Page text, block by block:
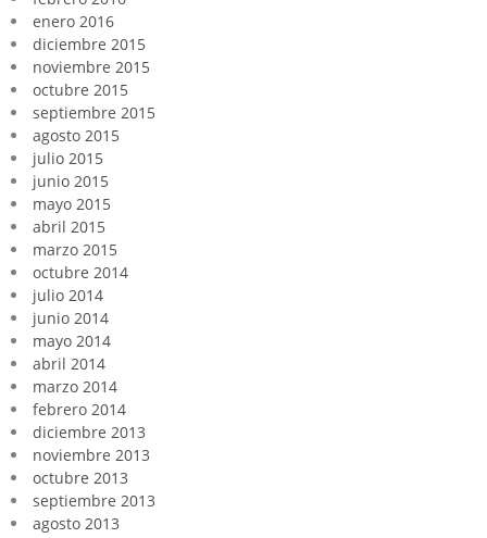
enero 2016
diciembre 2015
noviembre 2015
octubre 2015
septiembre 2015
agosto 2015
julio 2015
junio 2015
mayo 2015
abril 2015
marzo 2015
octubre 2014
julio 2014
junio 2014
mayo 2014
abril 2014
marzo 2014
febrero 2014
diciembre 2013
noviembre 2013
octubre 2013
septiembre 2013
agosto 2013